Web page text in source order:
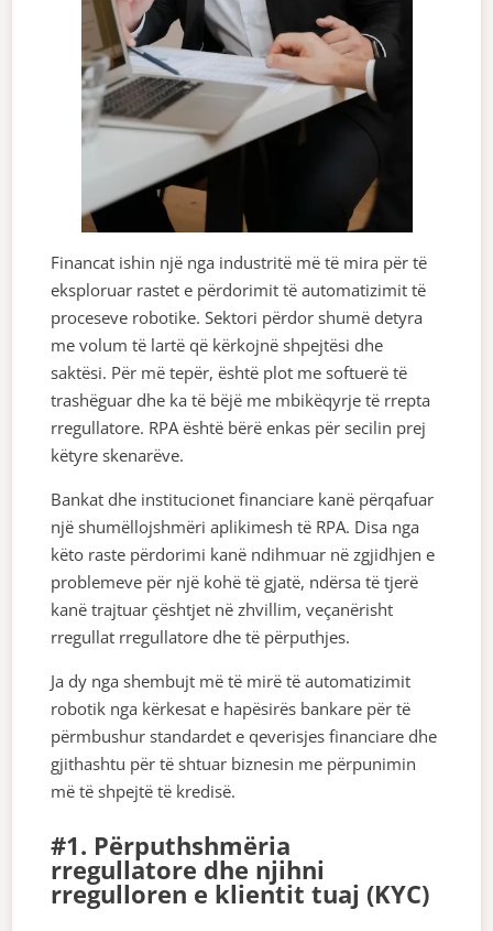
Financat ishin një nga industritë më të mira për të
eksploruar rastet e përdorimit të automatizimit të
proceseve robotike. Sektori përdor shumë detyra
me volum të lartë që kërkojnë shpejtësi dhe
saktësi. Për më tepër, është plot me softuerë të
trashëguar dhe ka të bëjë me mbikëqyrje të rrepta
rregullatore. RPA është bërë enkas për secilin prej
këtyre skenarëve.
Bankat dhe institucionet financiare kanë përqafuar
një shumëllojshmëri aplikimesh të RPA. Disa nga
këto raste përdorimi kanë ndihmuar në zgjidhjen e
problemeve për një kohë të gjatë, ndërsa të tjerë
kanë trajtuar çështjet në zhvillim, veçanërisht
rregullat rregullatore dhe të përputhjes.
Ja dy nga shembujt më të mirë të automatizimit
robotik nga kërkesat e hapësirës bankare për të
përmbushur standardet e qeverisjes financiare dhe
gjithashtu për të shtuar biznesin me përpunimin
më të shpejtë të kredisë.
#1. Përputhshmëria
rregullatore dhe njihni
rregulloren e klientit tuaj (KYC)